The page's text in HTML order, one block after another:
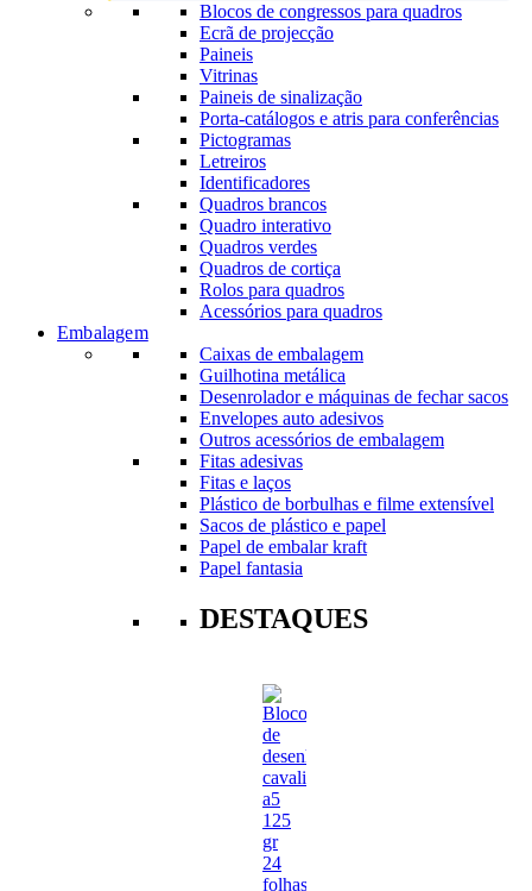
Blocos de congressos para quadros
Ecrã de projecção
Paineis
Vitrinas
Paineis de sinalização
Porta-catálogos e atris para conferências
Pictogramas
Letreiros
Identificadores
Quadros brancos
Quadro interativo
Quadros verdes
Quadros de cortiça
Rolos para quadros
Acessórios para quadros
Embalagem
Caixas de embalagem
Guilhotina metálica
Desenrolador e máquinas de fechar sacos
Envelopes auto adesivos
Outros acessórios de embalagem
Fitas adesivas
Fitas e laços
Plástico de borbulhas e filme extensível
Sacos de plástico e papel
Papel de embalar kraft
Papel fantasia
DESTAQUES